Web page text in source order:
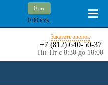
0 шт.
0.00 РУБ.
Заказать звонок
+7 (812) 640-50-37
Пн-Пт с 8:30 до 18:00